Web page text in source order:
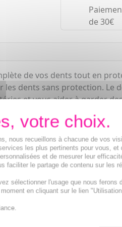
de 30€
de vos dents tout en
les dents sans protection.
et vous aider à garder
nous recueillons à chacune de vos
les plus pertinents pour vous,
et de mesurer leur
faciliter le partage de contenu sur les
sélectionner l'usage que nous
en cliquant sur le lien